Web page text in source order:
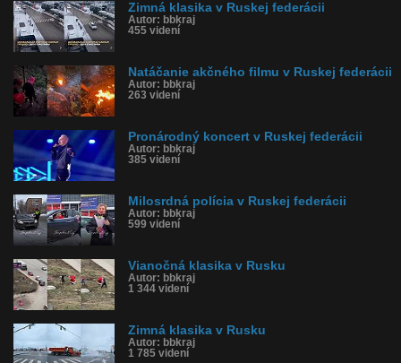
Zimná klasika v Ruskej federácii
Autor: bbkraj
455 videní
Natáčanie akčného filmu v Ruskej federácii
Autor: bbkraj
263 videní
Pronárodný koncert v Ruskej federácii
Autor: bbkraj
385 videní
Milosrdná polícia v Ruskej federácii
Autor: bbkraj
599 videní
Vianočná klasika v Rusku
Autor: bbkraj
1 344 videní
Zimná klasika v Rusku
Autor: bbkraj
1 785 videní